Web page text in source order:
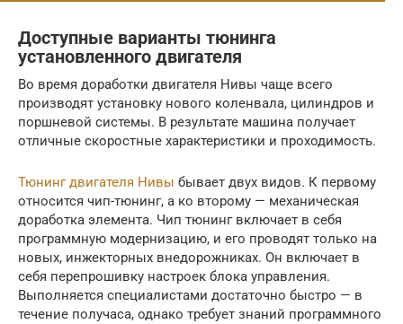
Доступные варианты тюнинга
установленного двигателя
Во время доработки двигателя Нивы чаще всего
производят установку нового коленвала, цилиндров и
поршневой системы. В результате машина получает
отличные скоростные характеристики и проходимость.
Тюнинг двигателя Нивы бывает двух видов. К первому
относится чип-тюнинг, а ко второму — механическая
доработка элемента. Чип тюнинг включает в себя
программную модернизацию, и его проводят только на
новых, инжекторных внедорожниках. Он включает в
себя перепрошивку настроек блока управления.
Выполняется специалистами достаточно быстро — в
течение получаса, однако требует знаний программного